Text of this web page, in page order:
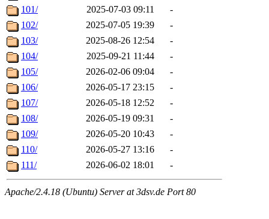
101/
2025-07-03 09:11
-
102/
2025-07-05 19:39
-
103/
2025-08-26 12:54
-
104/
2025-09-21 11:44
-
105/
2026-02-06 09:04
-
106/
2026-05-17 23:15
-
107/
2026-05-18 12:52
-
108/
2026-05-19 09:31
-
109/
2026-05-20 10:43
-
110/
2026-05-27 13:16
-
111/
2026-06-02 18:01 -
Apache/2.4.18 (Ubuntu) Server at 3dsv.de Port 80